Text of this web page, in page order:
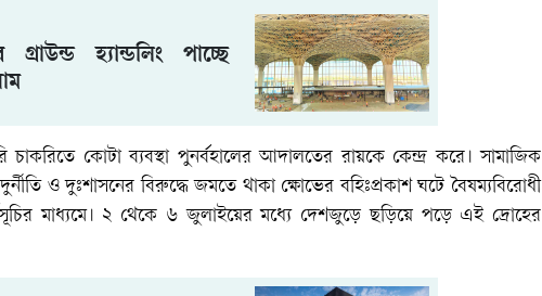
গ্রাউন্ড হ্যান্ডলিং পাচ্ছে
কোটা ব্যবস্থা পুনর্বহালের আদালতের রায়কে কেন্দ্র করে। সামাজিক
ও দুঃশাসনের বিরুদ্ধে জমতে থাকা ক্ষোভের বহিঃপ্রকাশ ঘটে বৈষম্যবিরোধী
মাধ্যমে। ২ থেকে ৬ জুলাইয়ের মধ্যে দেশজুড়ে ছড়িয়ে পড়ে এই দ্রোহের